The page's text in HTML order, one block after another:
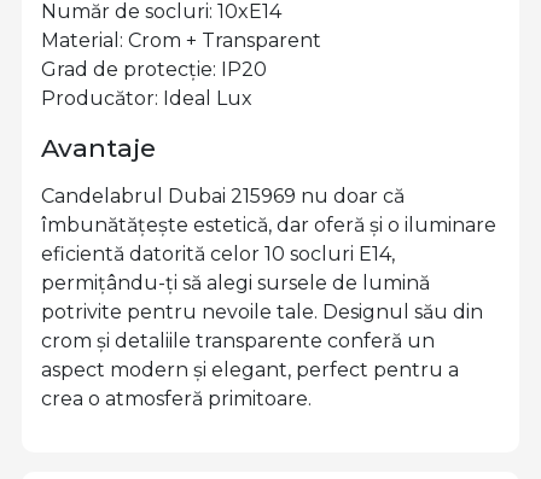
Număr de socluri: 10xE14
Material: Crom + Transparent
Grad de protecție: IP20
Producător: Ideal Lux
Avantaje
Candelabrul Dubai 215969 nu doar că
îmbunătățește estetică, dar oferă și o iluminare
eficientă datorită celor 10 socluri E14,
permițându-ți să alegi sursele de lumină
potrivite pentru nevoile tale. Designul său din
crom și detaliile transparente conferă un
aspect modern și elegant, perfect pentru a
crea o atmosferă primitoare.